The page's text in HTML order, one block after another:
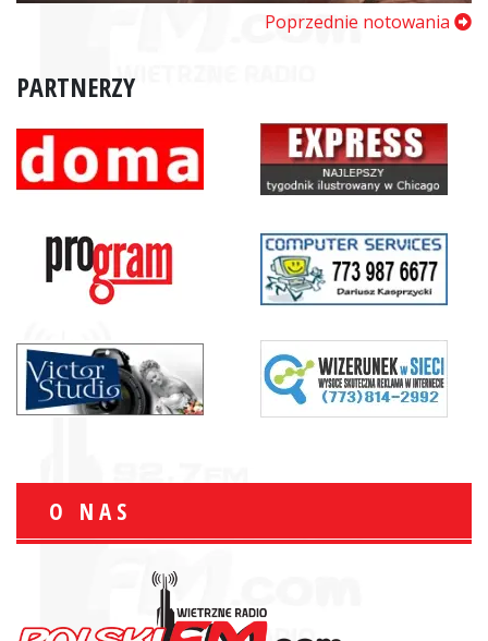
Poprzednie notowania
PARTNERZY
O NAS